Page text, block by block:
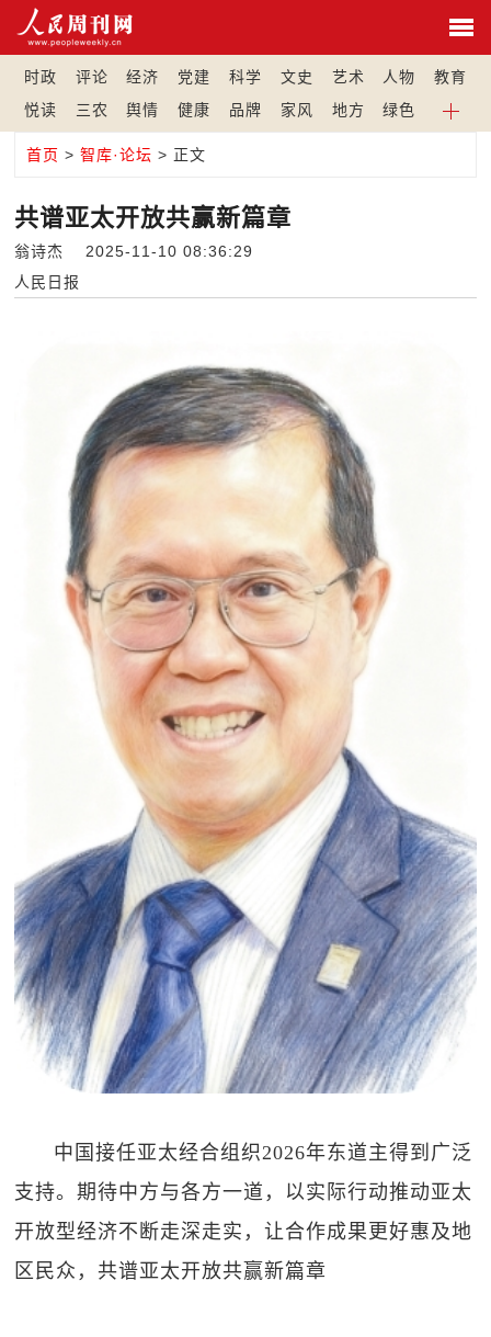
时政 评论 经济 党建 科学 文史 艺术 人物
教育
悦读
三农 舆情 健康 品牌 家风 地方 绿色
首页 >智库·论坛 > 正文
共谱亚太开放共赢新篇章
翁诗杰 2025-11-10 08:36:29
人民日报
中国接任亚太经合组织2026年东道主得到广泛
支持。期待中方与各方一道，以实际行动推动亚太
开放型经济不断走深走实，让合作成果更好惠及地
区民众，共谱亚太开放共赢新篇章